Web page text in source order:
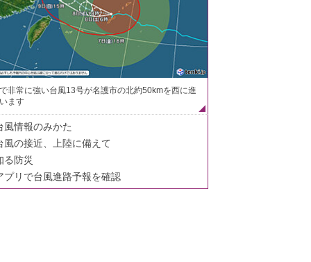
非常に強い台風13号が名護市の北約50kmを西に進
ます
風情報のみかた
風の接近、上陸に備えて
る防災
プリで台風進路予報を確認